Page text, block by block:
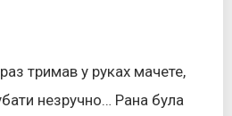
тримав у руках мачете,
незручно… Рана була